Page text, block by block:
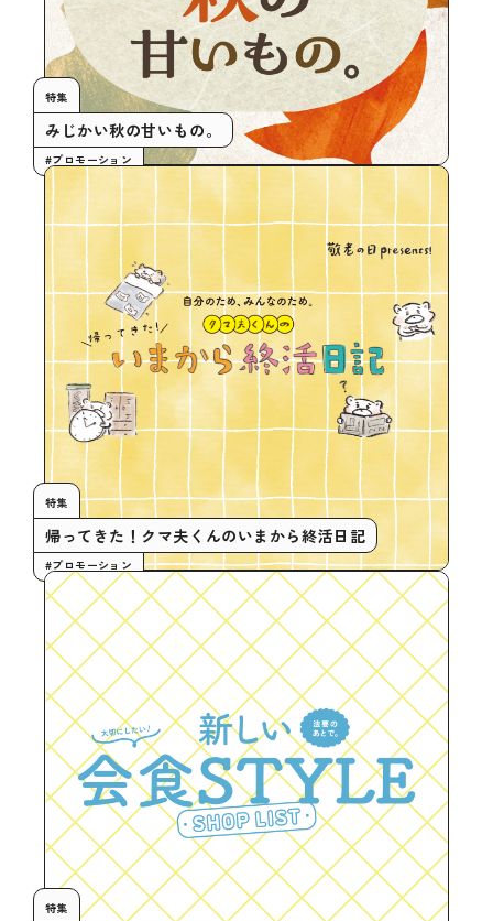
特集
みじかい秋の甘いもの。
#プロモーション
特集
帰ってきた！クマ夫くんのいまから終活日記
#プロモーション
特集